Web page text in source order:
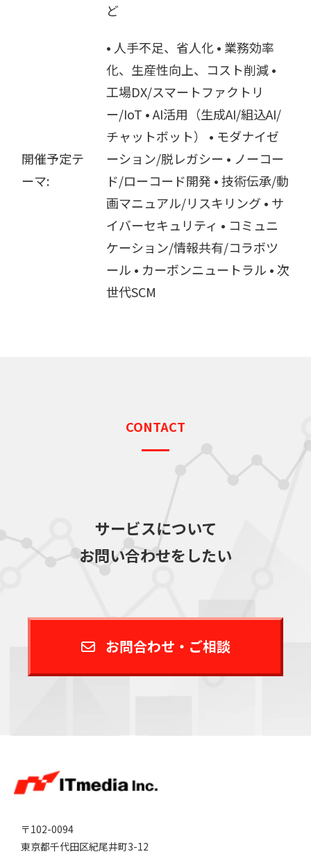
ど
開催予定テ
ーマ:
• 人手不足、省人化 • 業務効率
化、生産性向上、コスト削減 •
工場DX/スマートファクトリ
ー/IoT • AI活用（生成AI/組込AI/
チャットボット） • モダナイゼ
ーション/脱レガシー • ノーコー
ド/ローコード開発 • 技術伝承/動
画マニュアル/リスキリング • サ
イバーセキュリティ • コミュニ
ケーション/情報共有/コラボツ
ール • カーボンニュートラル • 次
世代SCM
CONTACT
サービスについて
お問い合わせをしたい
お問合わせ・ご相談
〒102-0094
東京都千代田区紀尾井町3-12